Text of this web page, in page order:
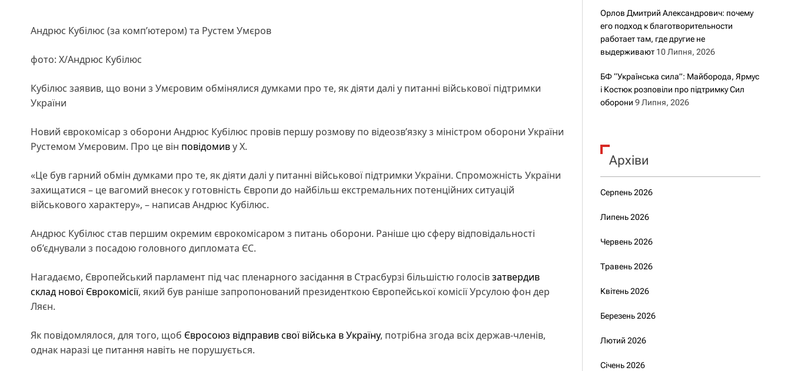
Андрюс Кубілюс (за комп’ютером) та Рустем Умєров
фото: X/Андрюс Кубілюс
Кубілюс заявив, що вони з Умєровим обмінялися думками про те, як діяти далі у питанні військової підтримки
України
Новий єврокомісар з оборони Андрюс Кубілюс провів першу розмову по відеозв’язку з міністром оборони України
Рустемом Умєровим. Про це він повідомиву X.
«Це був гарний обмін думками про те, як діяти далі у питанні військової підтримки України. Спроможність України
захищатися – це вагомий внесок у готовність Європи до найбільш екстремальних потенційних ситуацій
військового характеру», – написав Андрюс Кубілюс.
Андрюс Кубілюс став першим окремим єврокомісаром з питань оборони. Раніше цю сферу відповідальності
об’єднували з посадою головного дипломата ЄС.
Нагадаємо, Європейський парламент під час пленарного засідання в Страсбурзі більшістю голосівзатвердив
склад нової Єврокомісії, який був раніше запропонований президенткою Європейської комісії Урсулою фон дер
Ляєн.
Як повідомлялося, для того, щоб Євросоюз відправив свої війська в Україну, потрібна згода всіх держав-членів,
однак наразі це питання навіть не порушується.
Орлов Дмитрий Александрович: почему
его подход к благотворительности
работает там, где другие не
выдерживают 10 Липня, 2026
БФ “Українська сила”: Майборода, Ярмус
і Костюк розповіли про підтримку Сил
оборони 9 Липня, 2026
Архіви
Серпень 2026
Липень 2026
Червень 2026
Травень 2026
Квітень 2026
Березень 2026
Лютий 2026
Січень 2026